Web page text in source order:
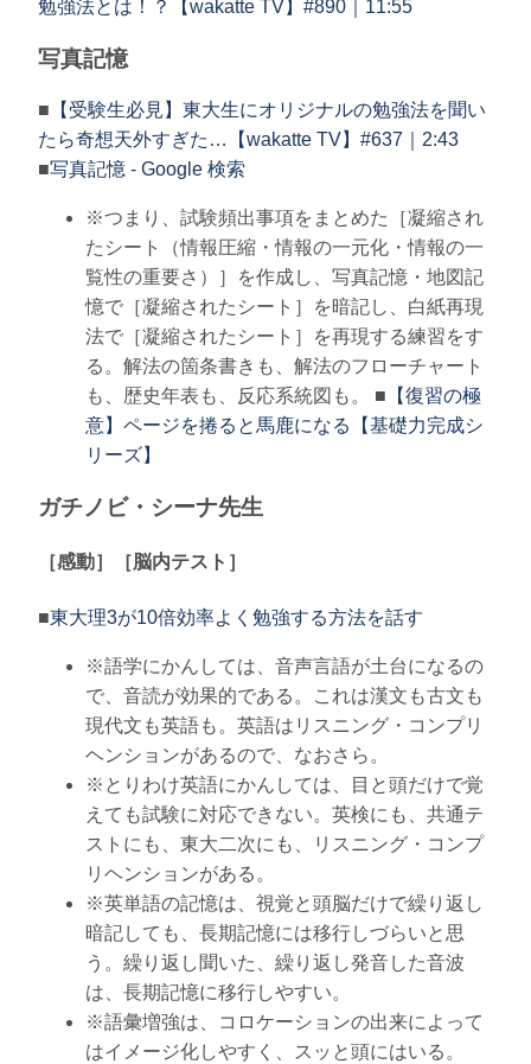
勉強法とは！？【wakatte TV】#890｜11:55
写真記憶
■ 【受験生必見】東大生にオリジナルの勉強法を聞い
たら奇想天外すぎた…【wakatte TV】#637｜2:43
■写真記憶 - Google 検索
※つまり、試験頻出事項をまとめた［凝縮され
たシート（情報圧縮・情報の一元化・情報の一
覧性の重要さ）］を作成し、写真記憶・地図記
憶で［凝縮されたシート］を暗記し、白紙再現
法で［凝縮されたシート］を再現する練習をす
る。解法の箇条書きも、解法のフローチャート
も、歴史年表も、反応系統図も。 ■ 【復習の極
意】ページを捲ると馬鹿になる【基礎力完成シ
リーズ】
ガチノビ・シーナ先生
［感動］［脳内テスト］
■東大理3が10倍効率よく勉強する方法を話す
※語学にかんしては、音声言語が土台になるの
で、音読が効果的である。これは漢文も古文も
現代文も英語も。英語はリスニング・コンプリ
ヘンションがあるので、なおさら。
※とりわけ英語にかんしては、目と頭だけで覚
えても試験に対応できない。英検にも、共通テ
ストにも、東大二次にも、リスニング・コンプ
リヘンションがある。
※英単語の記憶は、視覚と頭脳だけで繰り返し
暗記しても、長期記憶には移行しづらいと思
う。繰り返し聞いた、繰り返し発音した音波
は、長期記憶に移行しやすい。
※語彙増強は、コロケーションの出来によって
はイメージ化しやすく、スッと頭にはいる。